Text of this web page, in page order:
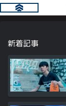
新着記事